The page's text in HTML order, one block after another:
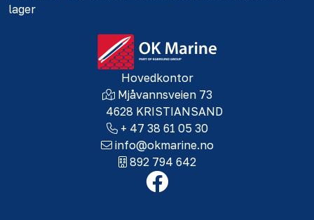
lager
Hovedkontor
Mjåvannsveien 73
4628 KRISTIANSAND
+ 47 38 61 05 30
info@okmarine.no
892 794 642